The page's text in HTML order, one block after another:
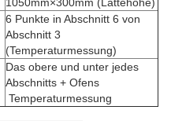
6 Punkte in Abschnitt 6 von
Abschnitt 3
(Temperaturmessung)
Das obere und unter jedes
Abschnitts + Ofens
Temperaturmessung